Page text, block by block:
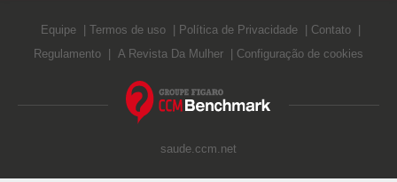
Equipe Termos de uso Política de Privacidade
Contato
Regulamento
A Revista Da Mulher Configuração de cookies
saude.ccm.net